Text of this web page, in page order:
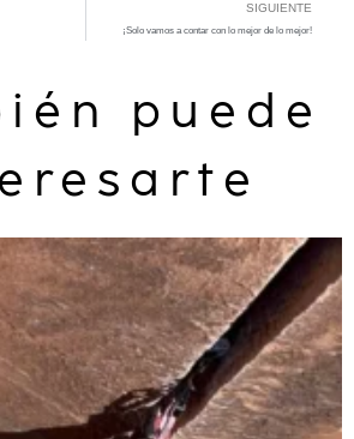
SIGUIENTE
¡Solo vamos a contar con lo mejor de lo mejor!
puede